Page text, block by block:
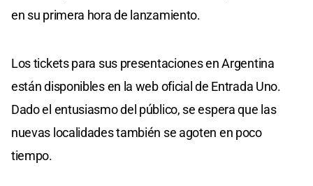
en su primera hora de lanzamiento.
Los tickets para sus presentaciones en Argentina
están disponibles en la web oficial de Entrada Uno.
Dado el entusiasmo del público, se espera que las
nuevas localidades también se agoten en poco
tiempo.